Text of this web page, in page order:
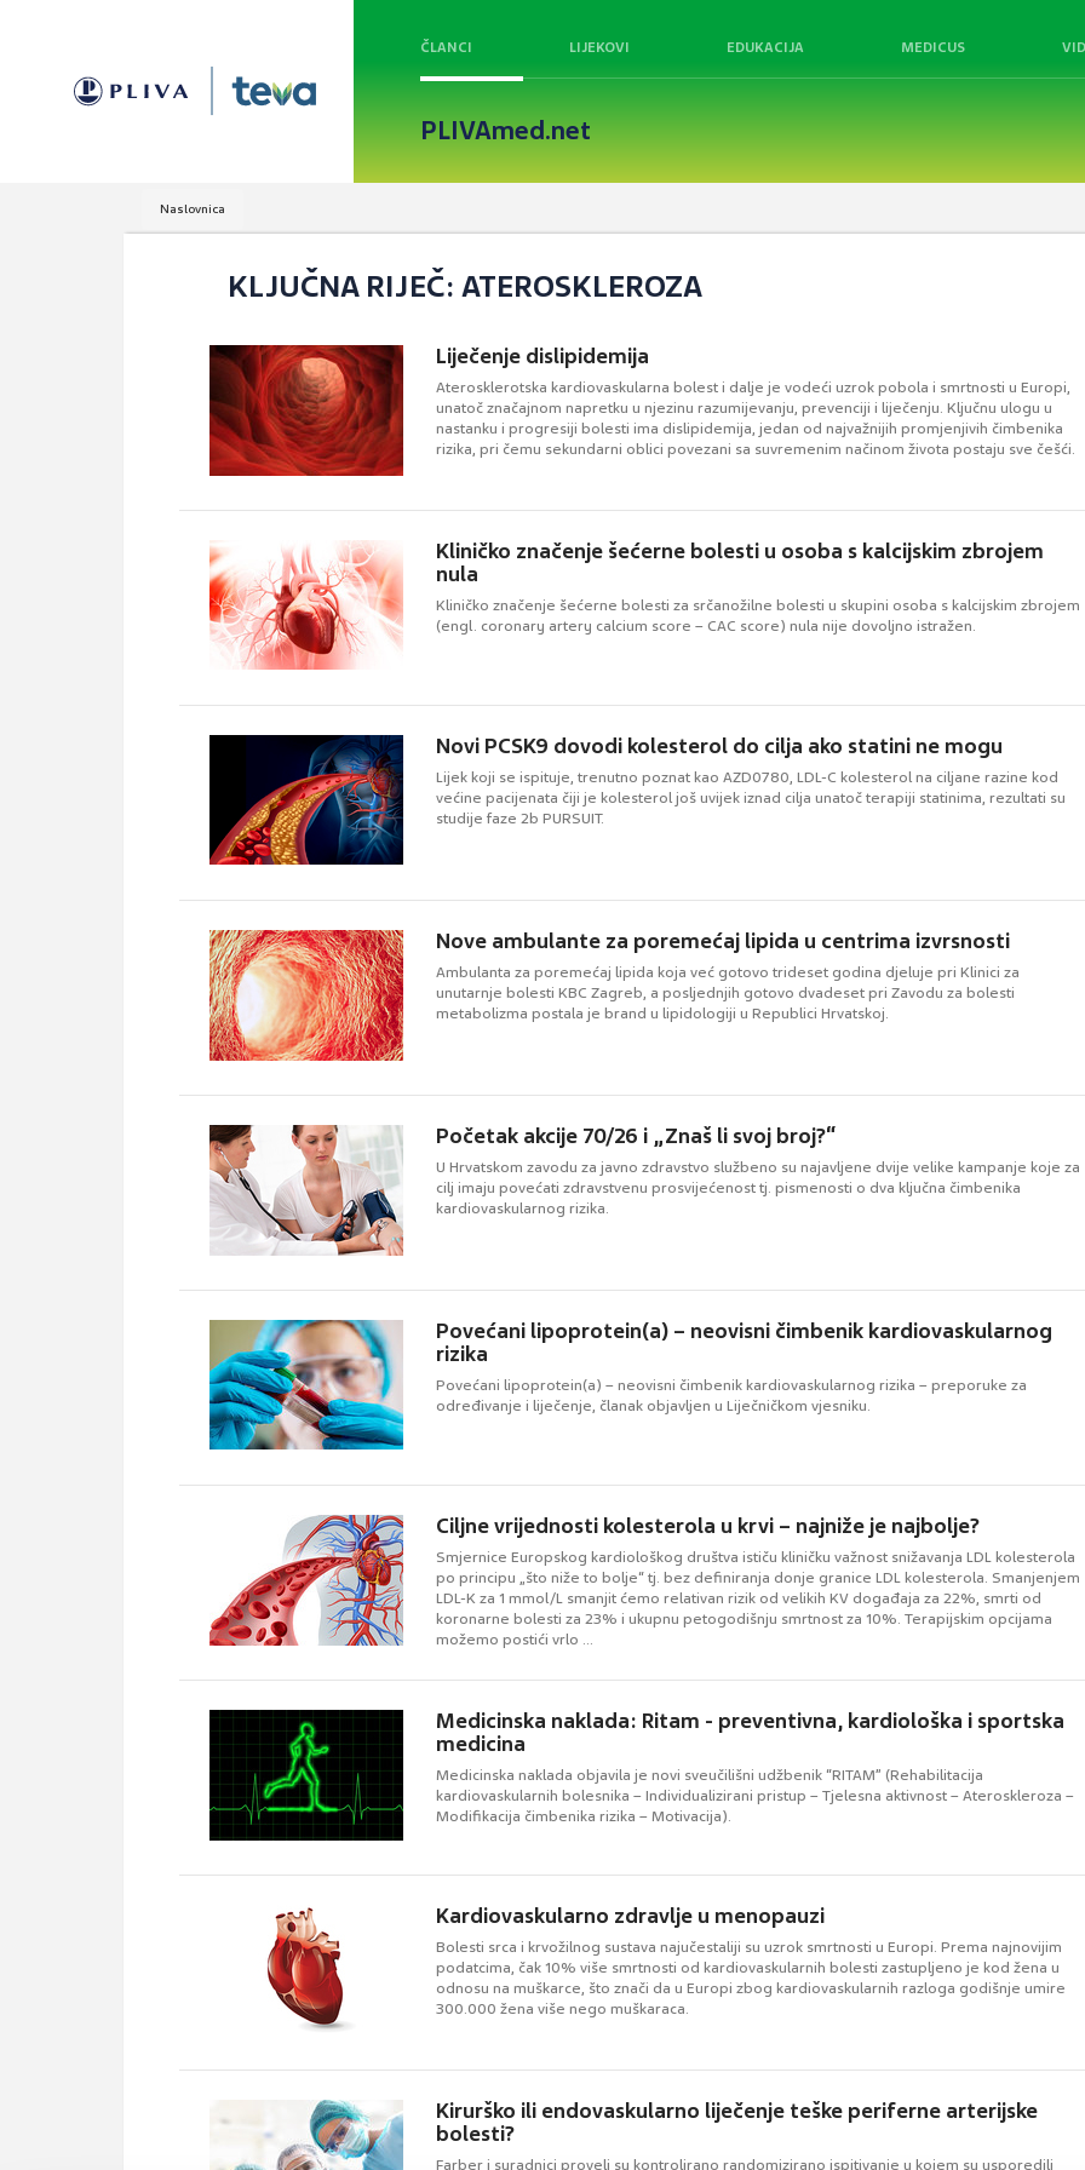
ČLANCI LIJEKOVI EDUKACIJA MEDICUS
PLIVAmed.net
Naslovnica
KLJUČNA RIJEČ: ATEROSKLEROZA
Liječenje dislipidemija
Aterosklerotska kardiovaskularna bolest i dalje je vodeći uzrok pobola i smrtnosti u Europi,
unatoč značajnom napretku u njezinu razumijevanju, prevenciji i liječenju. Ključnu ulogu u
nastanku i progresiji bolesti ima dislipidemija, jedan od najvažnijih promjenjivih čimbenika
rizika, pri čemu sekundarni oblici povezani sa suvremenim načinom života postaju sve češći.
Kliničko značenje šećerne bolesti u osoba s kalcijskim zbrojem
nula
Kliničko značenje šećerne bolesti za srčanožilne bolesti u skupini osoba s kalcijskim zbrojem
(engl. coronary artery calcium score – CAC score) nula nije dovoljno istražen.
Novi PCSK9 dovodi kolesterol do cilja ako statini ne mogu
Lijek koji se ispituje, trenutno poznat kao AZD0780, LDL-C kolesterol na ciljane razine kod
većine pacijenata čiji je kolesterol još uvijek iznad cilja unatoč terapiji statinima, rezultati su
studije faze 2b PURSUIT.
Nove ambulante za poremećaj lipida u centrima izvrsnosti
Ambulanta za poremećaj lipida koja već gotovo trideset godina djeluje pri Klinici za
unutarnje bolesti KBC Zagreb, a posljednjih gotovo dvadeset pri Zavodu za bolesti
metabolizma postala je brand u lipidologiji u Republici Hrvatskoj.
Početak akcije 70/26 i „Znaš li svoj broj?“
U Hrvatskom zavodu za javno zdravstvo službeno su najavljene dvije velike kampanje koje za
cilj imaju povećati zdravstvenu prosvijećenost tj. pismenosti o dva ključna čimbenika
kardiovaskularnog rizika.
Povećani lipoprotein(a) – neovisni čimbenik kardiovaskularnog
rizika
Povećani lipoprotein(a) – neovisni čimbenik kardiovaskularnog rizika – preporuke za
određivanje i liječenje, članak objavljen u Liječničkom vjesniku.
Ciljne vrijednosti kolesterola u krvi – najniže je najbolje?
Smjernice Europskog kardiološkog društva ističu kliničku važnost snižavanja LDL kolesterola
po principu „što niže to bolje“ tj. bez definiranja donje granice LDL kolesterola. Smanjenjem
LDL-K za 1 mmol/L smanjit ćemo relativan rizik od velikih KV događaja za 22%, smrti od
koronarne bolesti za 23% i ukupnu petogodišnju smrtnost za 10%. Terapijskim opcijama
možemo postići vrlo ...
Medicinska naklada: Ritam - preventivna, kardiološka i sportska
medicina
Medicinska naklada objavila je novi sveučilišni udžbenik “RITAM” (Rehabilitacija
kardiovaskularnih bolesnika – Individualizirani pristup – Tjelesna aktivnost – Ateroskleroza –
Modifikacija čimbenika rizika – Motivacija).
Kardiovaskularno zdravlje u menopauzi
Bolesti srca i krvožilnog sustava najučestaliji su uzrok smrtnosti u Europi. Prema najnovijim
podatcima, čak 10% više smrtnosti od kardiovaskularnih bolesti zastupljeno je kod žena u
odnosu na muškarce, što znači da u Europi zbog kardiovaskularnih razloga godišnje umire
300.000 žena više nego muškaraca.
Kirurško ili endovaskularno liječenje teške periferne arterijske
bolesti?
Farber i suradnici proveli su kontrolirano randomizirano ispitivanje u kojem su usporedili